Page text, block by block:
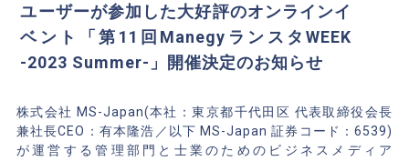
ユーザーが参加した大好評のオンラインイ
ベント「第11回ManegyランスタWEEK
-2023 Summer-」開催決定のお知らせ
株式会社 MS-Japan(本社：東京都千代田区 代表取締役会長
兼社長CEO：有本隆浩／以下 MS-Japan 証券コード：6539)
が運営する管理部門と士業のためのビジネスメディア